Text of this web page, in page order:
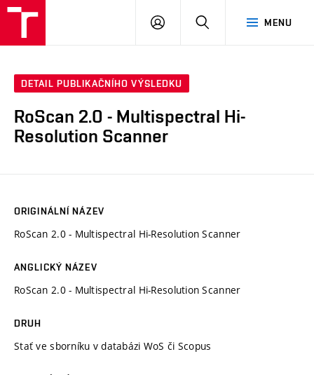
MENU
PŘIHLÁSIT
DETAIL PUBLIKAČNÍHO VÝSLEDKU
RoScan 2.0 - Multispectral Hi-
Resolution Scanner
ORIGINÁLNÍ NÁZEV
RoScan 2.0 - Multispectral Hi-Resolution Scanner
ANGLICKÝ NÁZEV
RoScan 2.0 - Multispectral Hi-Resolution Scanner
DRUH
Stať ve sborníku v databázi WoS či Scopus